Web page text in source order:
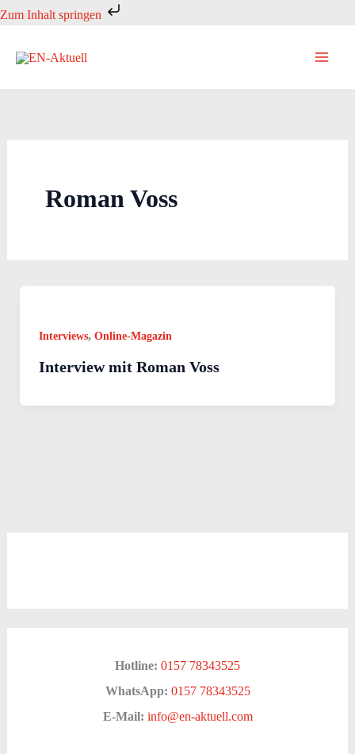
Zum Inhalt springen
Zum
springen
Roman Voss
Interviews, Online-Magazin
Interview mit Roman Voss
Hotline: 0157 78343525
WhatsApp: 0157 78343525
E-Mail: info@en-aktuell.com